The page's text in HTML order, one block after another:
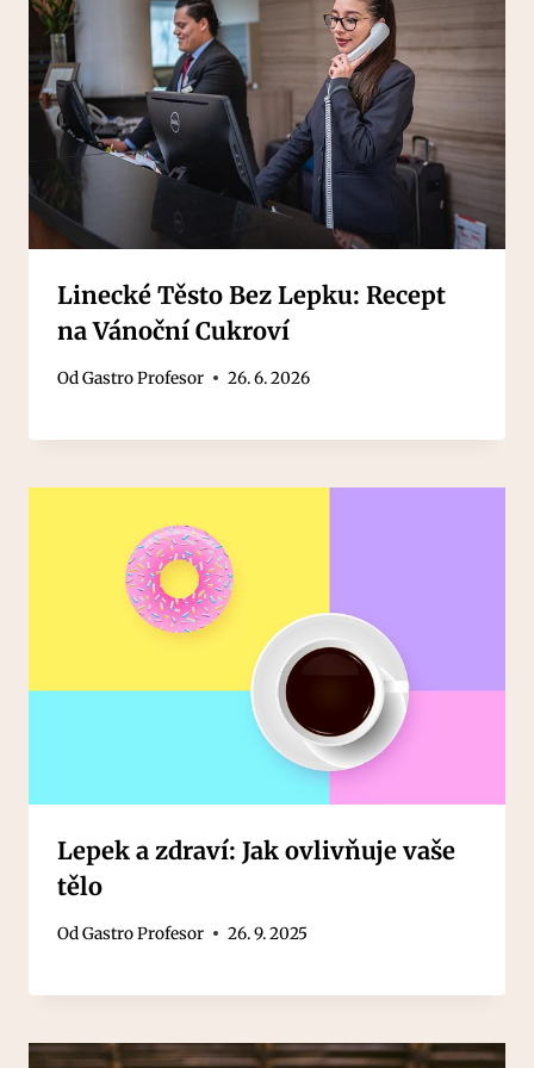
Linecké Těsto Bez Lepku: Recept
na Vánoční Cukroví
OdGastro Profesor 26. 6. 2026
Lepek a zdraví: Jak ovlivňuje vaše
tělo
OdGastro Profesor 26. 9. 2025